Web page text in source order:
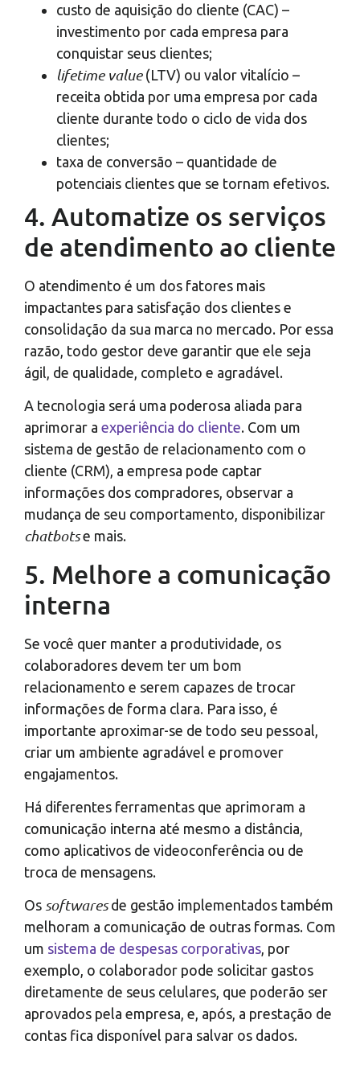
custo de aquisição do cliente (CAC) –
investimento por cada empresa para
conquistar seus clientes;
lifetime value(LTV) ou valor vitalício –
receita obtida por uma empresa por cada
cliente durante todo o ciclo de vida dos
clientes;
taxa de conversão – quantidade de
potenciais clientes que se tornam efetivos.
4. Automatize os serviços
de atendimento ao cliente
O atendimento é um dos fatores mais
impactantes para satisfação dos clientes e
consolidação da sua marca no mercado. Por essa
razão, todo gestor deve garantir que ele seja
ágil, de qualidade, completo e agradável.
A tecnologia será uma poderosa aliada para
aprimorar a experiência do cliente. Com um
sistema de gestão de relacionamento com o
cliente (CRM), a empresa pode captar
informações dos compradores, observar a
mudança de seu comportamento, disponibilizar
chatbotse mais.
5. Melhore a comunicação
interna
Se você quer manter a produtividade, os
colaboradores devem ter um bom
relacionamento e serem capazes de trocar
informações de forma clara. Para isso, é
importante aproximar-se de todo seu pessoal,
criar um ambiente agradável e promover
engajamentos.
Há diferentes ferramentas que aprimoram a
comunicação interna até mesmo a distância,
como aplicativos de videoconferência ou de
troca de mensagens.
Os softwaresde gestão implementados também
melhoram a comunicação de outras formas. Com
um sistema de despesas corporativas, por
exemplo, o colaborador pode solicitar gastos
diretamente de seus celulares, que poderão ser
aprovados pela empresa, e, após, a prestação de
contas fica disponível para salvar os dados.